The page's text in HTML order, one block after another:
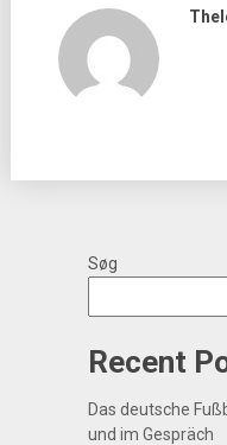
Søg
Recent
Das deutsche
und im Gespräch